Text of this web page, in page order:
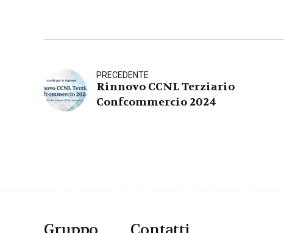
PRECEDENTE
Rinnovo CCNL Terziario
Confcommercio 2024